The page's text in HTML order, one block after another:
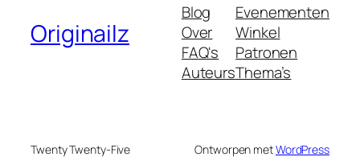
Originailz
Blog
Over
FAQ's
Auteurs
Evenementen
Winkel
Patronen
Thema’s
Twenty Twenty-Five Ontworpen metWordPress